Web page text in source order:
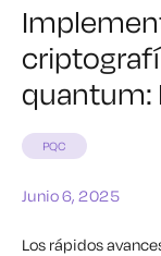
quantum:
PQC
Junio 6, 2025
Los rápidos